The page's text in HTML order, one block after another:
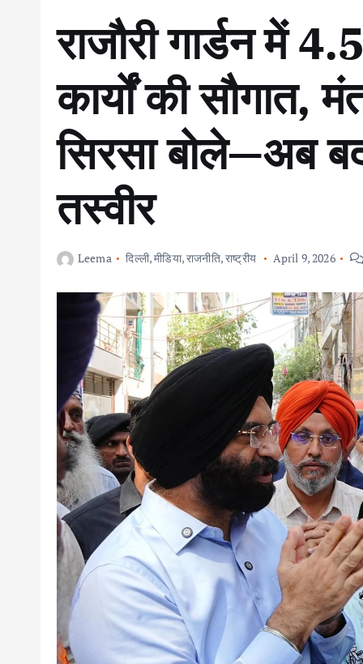
राजौरी गार्डन में
कार्यों की सौगात,
सिरसा बोले—अब
तस्वीर
Leema दिल्ली,मीडिया,राजनीति,राष्ट्रीय April 9, 2026